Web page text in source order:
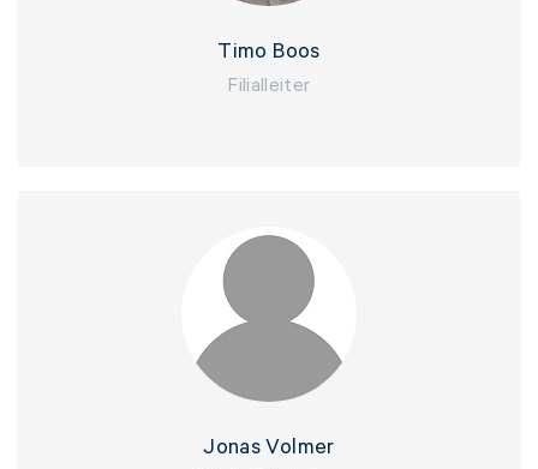
Timo Boos
Filialleiter
Jonas Volmer